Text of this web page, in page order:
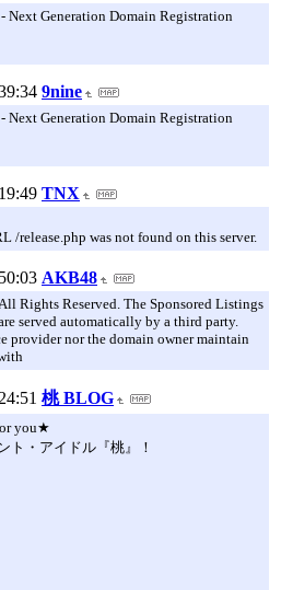
Next Generation Domain Registration
9nine
Next Generation Domain Registration
TNX
/release.php was not found on this server.
AKB48
Rights Reserved. The Sponsored Listings
served automatically by a third party.
provider nor the domain owner maintain
桃 BLOG
you★
ト・アイドル『桃』！